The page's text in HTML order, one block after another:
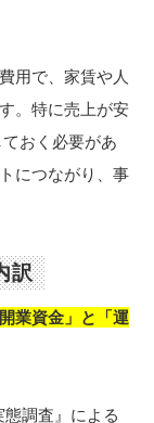
用で、家賃や人
。特に売上が安
おく必要があ
につながり、事
訳
業資金」と「運
調査』による